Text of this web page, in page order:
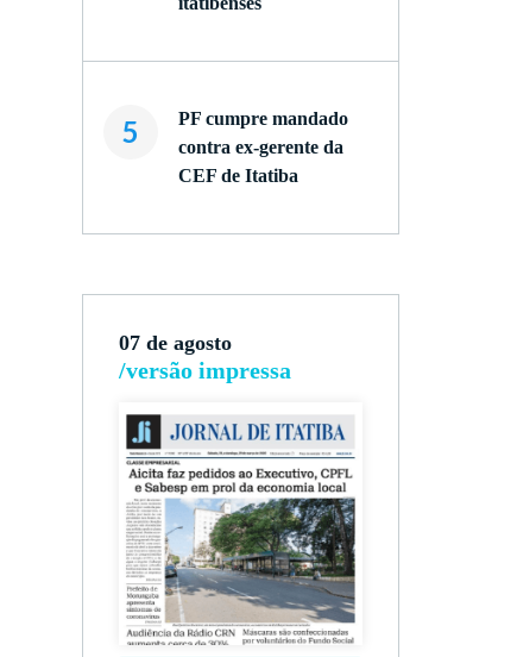
5
PF cumpre mandado
contra ex-gerente da
CEF de Itatiba
07 de agosto
/versão impressa